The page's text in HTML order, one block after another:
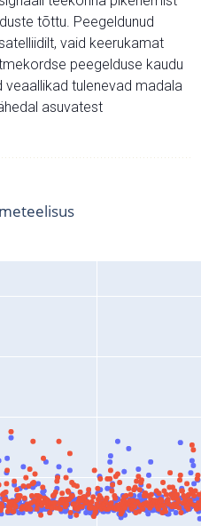
tõttu. Peegeldunud
vaid keerukamat
peegelduse kaudu
veaallikad tulenevad madala
asuvatest